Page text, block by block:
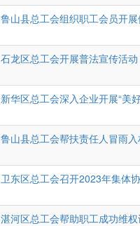
鲁山县总工会组织职工会员开
石龙区总工会开展普法宣传活动
新华区总工会深入企业开展“美
鲁山县总工会帮扶责任人冒雨
卫东区总工会召开2023年集体
湛河区总工会帮助职工成功维